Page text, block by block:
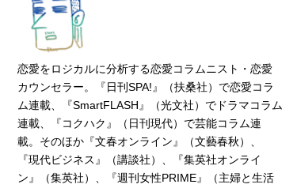
恋愛をロジカルに分析する恋愛コラムニスト・恋愛
カウンセラー。『日刊SPA!』（扶桑社）で恋愛コラ
ム連載、『SmartFLASH』（光文社）でドラマコラム
連載、『コクハク』（日刊現代）で芸能コラム連
載。そのほか『文春オンライン』（文藝春秋）、
『現代ビジネス』（講談社）、『集英社オンライ
ン』（集英社）、『週刊女性PRIME』（主婦と生活